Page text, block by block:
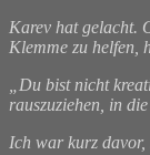
Karev hat gelacht.
Klemme zu helfen,
„Du bist nicht
rauszuziehen, in
Ich war kurz